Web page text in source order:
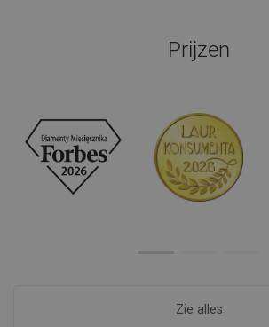
Prijzen
Zie alles